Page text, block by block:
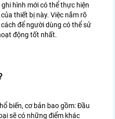
hình mới có thể thực hiện
thiết bị này. Việc nắm rõ
để người dùng có thể sử
động tốt nhất.
biến, cơ bản bao gồm: Đầu
sẽ có những điểm khác